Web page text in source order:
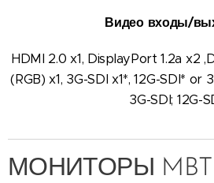
Видео входы/
HDMI 2.0 x1, DisplayPort 1.2a x2
(RGB) x1, 3G-SDI x1*, 12G-SDI* or
3G-SDI; 12G-
МОНИТОРЫ MBT